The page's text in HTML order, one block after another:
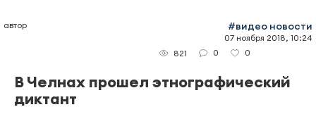
автор #видео новости
07 ноября 2018, 10:24
821
0 0
В Челнах прошел этнографический
диктант